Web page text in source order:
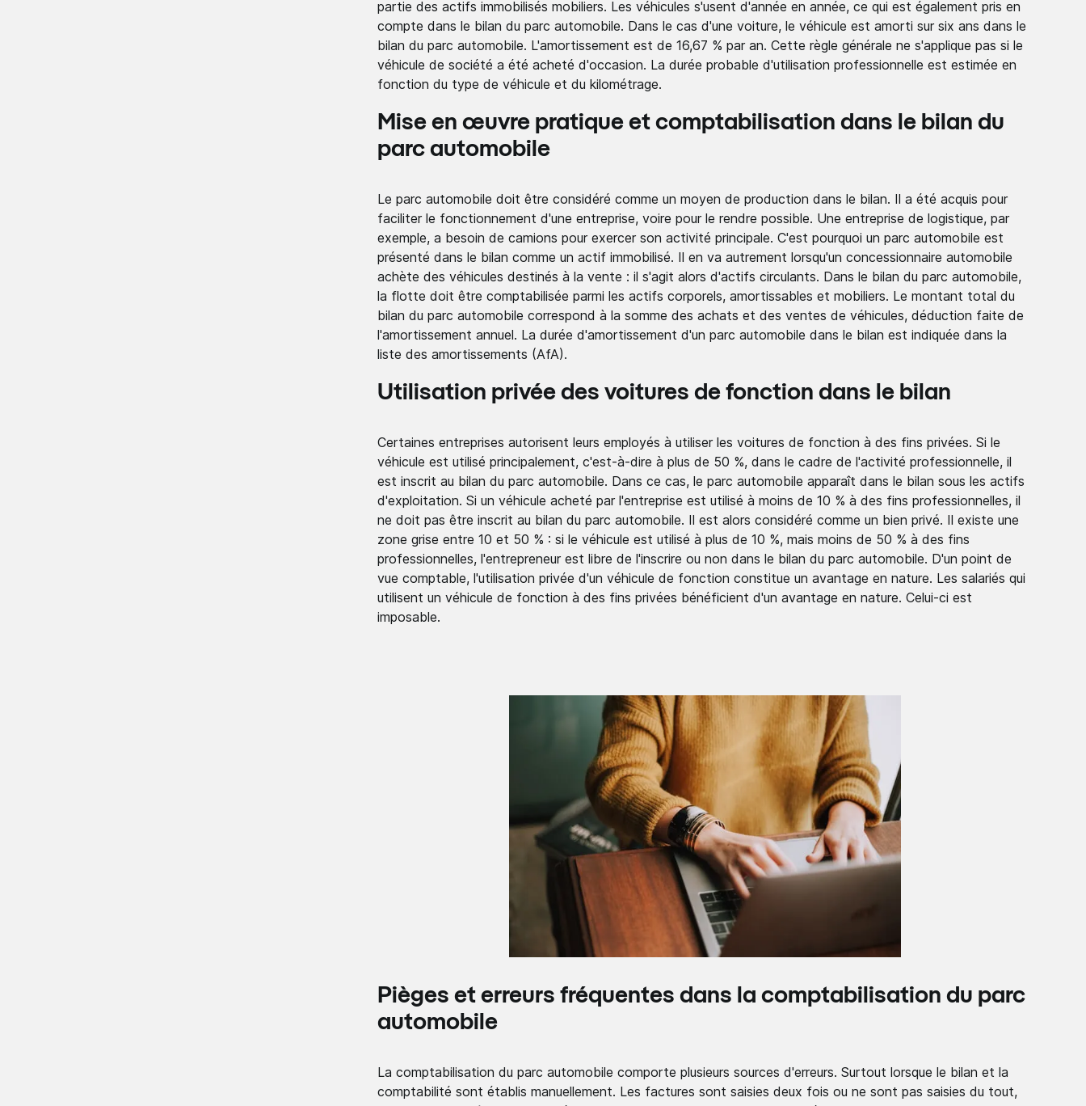
partie des actifs immobilisés mobiliers. Les véhicules s'usent d'année en année, ce qui est également pris en
compte dans le bilan du parc automobile. Dans le cas d'une voiture, le véhicule est amorti sur six ans dans le
bilan du parc automobile. L'amortissement est de 16,67 % par an. Cette règle générale ne s'applique pas si le
véhicule de société a été acheté d'occasion. La durée probable d'utilisation professionnelle est estimée en
fonction du type de véhicule et du kilométrage.
Mise en œuvre pratique et comptabilisation dans le bilan du
parc automobile
Le parc automobile doit être considéré comme un moyen de production dans le bilan. Il a été acquis pour
faciliter le fonctionnement d'une entreprise, voire pour le rendre possible. Une entreprise de logistique, par
exemple, a besoin de camions pour exercer son activité principale. C'est pourquoi un parc automobile est
présenté dans le bilan comme un actif immobilisé. Il en va autrement lorsqu'un concessionnaire automobile
achète des véhicules destinés à la vente : il s'agit alors d'actifs circulants. Dans le bilan du parc automobile,
la flotte doit être comptabilisée parmi les actifs corporels, amortissables et mobiliers. Le montant total du
bilan du parc automobile correspond à la somme des achats et des ventes de véhicules, déduction faite de
l'amortissement annuel. La durée d'amortissement d'un parc automobile dans le bilan est indiquée dans la
liste des amortissements (AfA).
Utilisation privée des voitures de fonction dans le bilan
Certaines entreprises autorisent leurs employés à utiliser les voitures de fonction à des fins privées. Si le
véhicule est utilisé principalement, c'est-à-dire à plus de 50 %, dans le cadre de l'activité professionnelle, il
est inscrit au bilan du parc automobile. Dans ce cas, le parc automobile apparaît dans le bilan sous les actifs
d'exploitation. Si un véhicule acheté par l'entreprise est utilisé à moins de 10 % à des fins professionnelles, il
ne doit pas être inscrit au bilan du parc automobile. Il est alors considéré comme un bien privé. Il existe une
zone grise entre 10 et 50 % : si le véhicule est utilisé à plus de 10 %, mais moins de 50 % à des fins
professionnelles, l'entrepreneur est libre de l'inscrire ou non dans le bilan du parc automobile. D'un point de
vue comptable, l'utilisation privée d'un véhicule de fonction constitue un avantage en nature. Les salariés qui
utilisent un véhicule de fonction à des fins privées bénéficient d'un avantage en nature. Celui-ci est
imposable.
Pièges et erreurs fréquentes dans la comptabilisation du parc
automobile
La comptabilisation du parc automobile comporte plusieurs sources d'erreurs. Surtout lorsque le bilan et la
comptabilité sont établis manuellement. Les factures sont saisies deux fois ou ne sont pas saisies du tout,